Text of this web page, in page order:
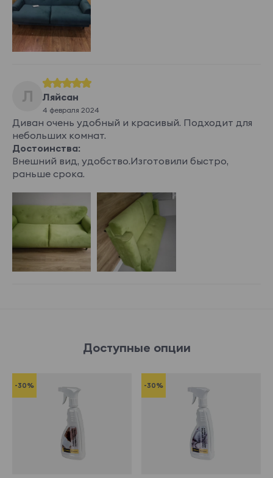
Л Ляйсан
4 февраля 2024
Диван очень удобный и красивый. Подходит для
небольших комнат.
Достоинства:
Внешний вид, удобство.Изготовили быстро,
раньше срока.
Доступные опции
-30% -30%